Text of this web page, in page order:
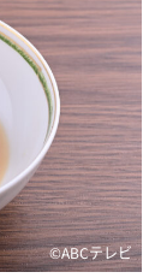
©ABCテレビ